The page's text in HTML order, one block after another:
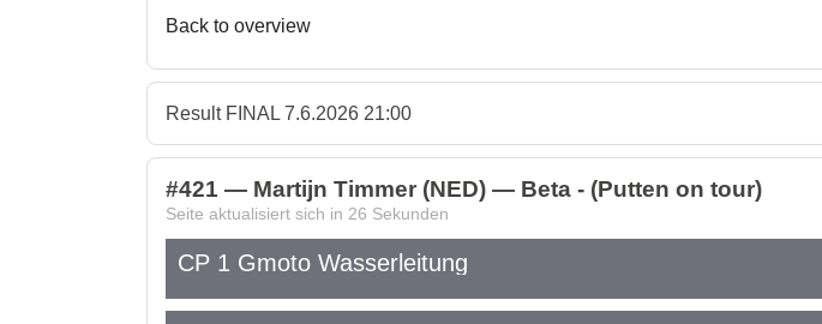
Back to overview
Result FINAL 7.6.2026 21:00
#421 — Martijn Timmer (NED) — Beta - (Putten on tour)
Seite aktualisiert sich in 26 Sekunden
CP 1 Gmoto Wasserleitung